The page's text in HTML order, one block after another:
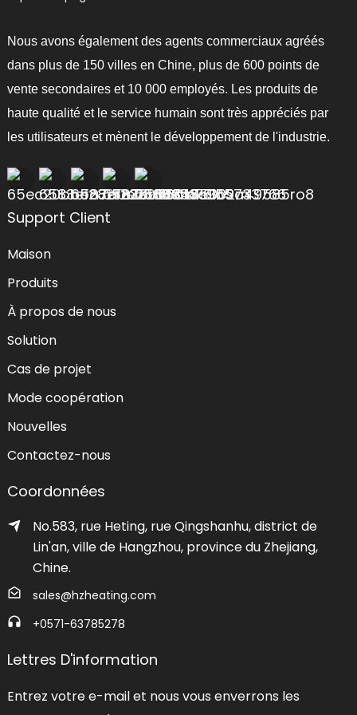
Nous avons également des agents commerciaux agréés
dans plus de 150 villes en Chine, plus de 600 points de
vente secondaires et 10 000 employés. Les produits de
haute qualité et le service humain sont très appréciés par
les utilisateurs et mènent le développement de l'industrie.
Support Client
Maison
Produits
À propos de nous
Solution
Cas de projet
Mode coopération
Nouvelles
Contactez-nous
Coordonnées
No.583, rue Heting, rue Qingshanhu, district de
Lin'an, ville de Hangzhou, province du Zhejiang,
Chine.
sales@hzheating.com
+0571-63785278
Lettres D'information
Entrez votre e-mail et nous vous enverrons les